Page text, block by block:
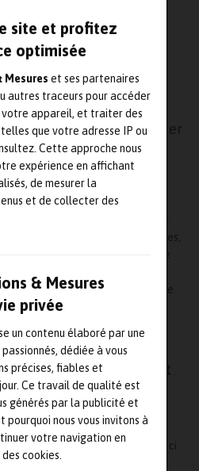
site et profitez
optimisée
Mesures et ses partenaires
autres traceurs pour accéder
votre appareil, et traiter des
que votre adresse IP ou
Cette approche nous
expérience en affichant
de mesurer la
et de collecter des
& Mesures
privée
un contenu élaboré par une
dédiée à vous
précises, fiables et
Ce travail de qualité est
générés par la publicité et
pourquoi nous vous invitons à
votre navigation en
cookies.
déjà plusieurs
ont décidé de créer un
Fleche (Fluides,
laboratoire « sans
des programmes de
la durée, afin de renforcer
partenaires.
communs s’inscriront dans le
amorcés. Il s’agit par
dynamique des matériaux
Pour chacune des thématiques,
et réactualisera chaque année le
également le point sur
comité de direction du laboratoire
et leurs équipements
issus de Pprime et
CNRS) et auCEA, ils apporteront
de recherche propres. Ceux-ci
des écoulements